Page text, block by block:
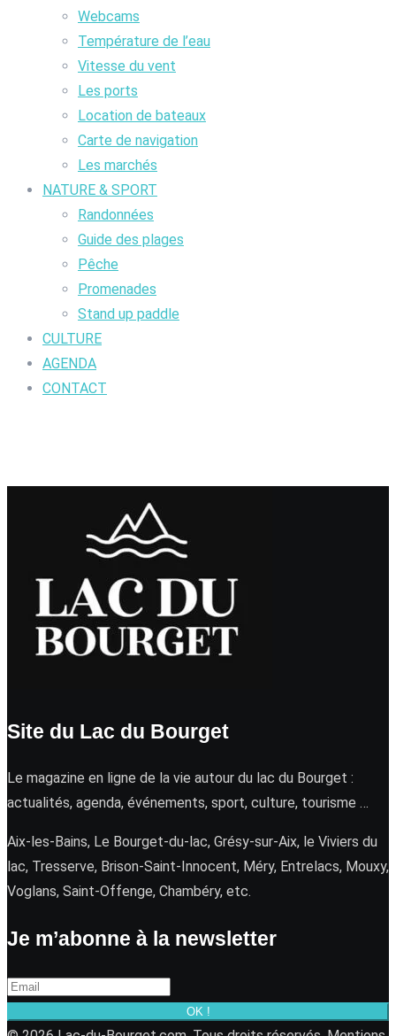
Webcams
Température de l’eau
Vitesse du vent
Les ports
Location de bateaux
Carte de navigation
Les marchés
NATURE & SPORT
Randonnées
Guide des plages
Pêche
Promenades
Stand up paddle
CULTURE
AGENDA
CONTACT
Site du Lac du Bourget
Le magazine en ligne de la vie autour du lac du Bourget :
actualités, agenda, événements, sport, culture, tourisme …
Aix-les-Bains, Le Bourget-du-lac, Grésy-sur-Aix, le Viviers du
lac, Tresserve, Brison-Saint-Innocent, Méry, Entrelacs, Mouxy,
Voglans, Saint-Offenge, Chambéry, etc.
Je m’abonne à la newsletter
OK !